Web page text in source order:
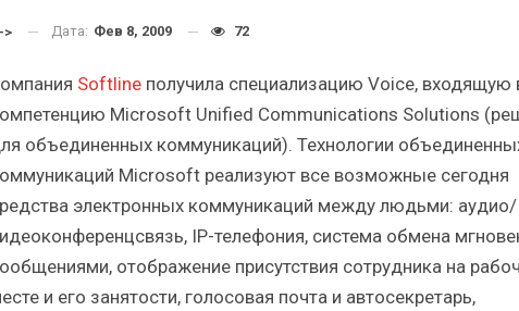
> Дата: Фев 8, 2009 72
Softlineполучила специализацию Voice, входящую
Microsoft Unified Communications Solutions
объединенных коммуникаций). Технологии
Microsoft реализуют все возможные сегодня
электронных коммуникаций между людьми: аудио/
IP-телефония, система обмена
отображение присутствия сотрудника на
и его занятости, голосовая почта и автосекретарь,
Отрасль ИБП в депрессии?
Самый успешный
рынка ИБП